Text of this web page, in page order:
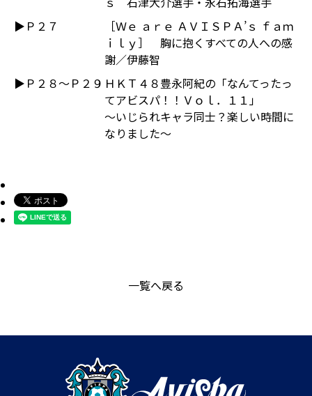
▶Ｐ２７
［Ｗｅ ａｒｅ ＡＶＩＳＰＡ’ｓ ｆａｍ
ｉｌｙ］ 胸に抱くすべての人への感
謝／伊藤智
▶Ｐ２８～Ｐ２９ ＨＫＴ４８豊永阿紀の「なんてったっ
てアビスパ！！Ｖｏｌ．１１」
～いじられキャラ同士？楽しい時間に
なりました～
一覧へ戻る